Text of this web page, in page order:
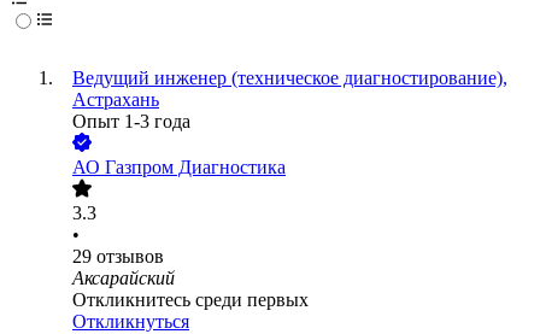
Ведущий инженер (техническое диагностирование),
Астрахань
Опыт 1-3 года
АО Газпром Диагностика
3.3
•
29 отзывов
Аксарайский
Откликнитесь среди первых
Откликнуться